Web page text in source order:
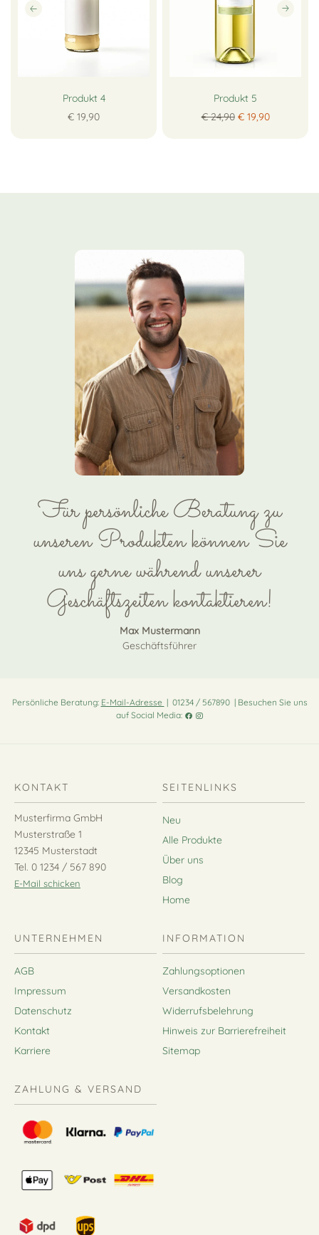
Produkt 4
€ 19,90
Produkt 5
€ 24,90 € 19,90
Für persönliche Beratung zu
unseren Produkten können Sie
uns gerne während unserer
Geschäftszeiten kontaktieren!
Max Mustermann
Geschäftsführer
Persönliche Beratung: E-Mail-Adresse | 01234 / 567890 | Besuchen Sie uns
auf Social Media:
KONTAKT
Musterfirma GmbH
Musterstraße 1
12345 Musterstadt
Tel. 0 1234 / 567 890
E-Mail schicken
SEITENLINKS
Neu
Alle Produkte
Über uns
Blog
Home
UNTERNEHMEN
AGB
Impressum
Datenschutz
Kontakt
Karriere
INFORMATION
Zahlungsoptionen
Versandkosten
Widerrufsbelehrung
Hinweis zur Barrierefreiheit
Sitemap
ZAHLUNG & VERSAND